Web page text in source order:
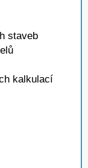
staveb
kalkulací